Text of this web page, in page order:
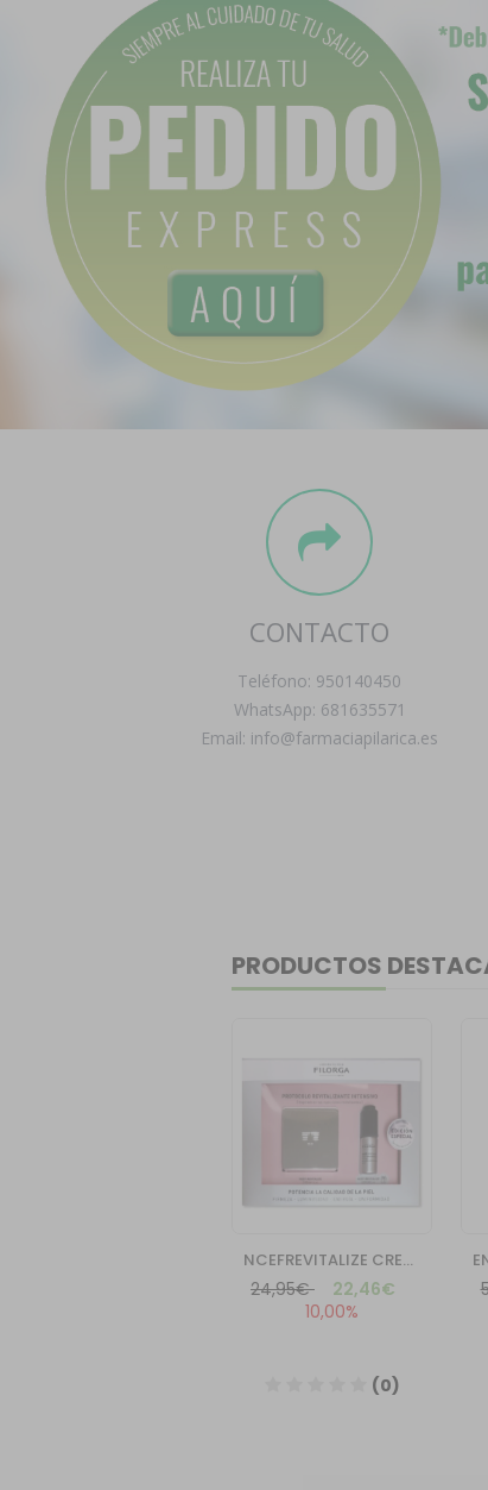
CONTACTO
Teléfono: 950140450
WhatsApp: 681635571
Email: info@farmaciapilarica.es